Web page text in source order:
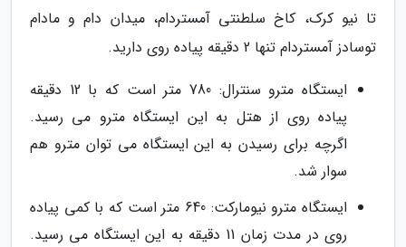
تا نیو کرک، کاخ سلطنتی آمستردام، میدان دام و مادام
توسادز آمستردام تنها 2 دقیقه پیاده روی دارید.
ایستگاه مترو سنترال: 780 متر است که با 12 دقیقه
پیاده روی از هتل به این ایستگاه مترو می رسید.
اگرچه برای رسیدن به این ایستگاه می توان مترو هم
سوار شد.
ایستگاه مترو نیومارکت: 640 متر است که با کمی پیاده
روی در مدت زمان 11 دقیقه به این ایستگاه می رسید.